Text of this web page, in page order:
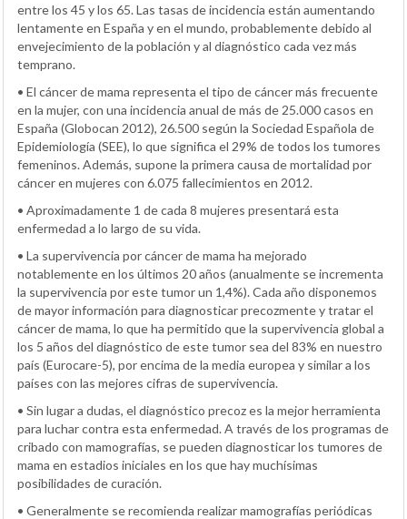
entre los 45 y los 65. Las tasas de incidencia están aumentando
lentamente en España y en el mundo, probablemente debido al
envejecimiento de la población y al diagnóstico cada vez más
temprano.
• El cáncer de mama representa el tipo de cáncer más frecuente
en la mujer, con una incidencia anual de más de 25.000 casos en
España (Globocan 2012), 26.500 según la Sociedad Española de
Epidemiología (SEE), lo que significa el 29% de todos los tumores
femeninos. Además, supone la primera causa de mortalidad por
cáncer en mujeres con 6.075 fallecimientos en 2012.
• Aproximadamente 1 de cada 8 mujeres presentará esta
enfermedad a lo largo de su vida.
• La supervivencia por cáncer de mama ha mejorado
notablemente en los últimos 20 años (anualmente se incrementa
la supervivencia por este tumor un 1,4%). Cada año disponemos
de mayor información para diagnosticar precozmente y tratar el
cáncer de mama, lo que ha permitido que la supervivencia global a
los 5 años del diagnóstico de este tumor sea del 83% en nuestro
país (Eurocare-5), por encima de la media europea y similar a los
países con las mejores cifras de supervivencia.
• Sin lugar a dudas, el diagnóstico precoz es la mejor herramienta
para luchar contra esta enfermedad. A través de los programas de
cribado con mamografías, se pueden diagnosticar los tumores de
mama en estadios iniciales en los que hay muchísimas
posibilidades de curación.
• Generalmente se recomienda realizar mamografías periódicas